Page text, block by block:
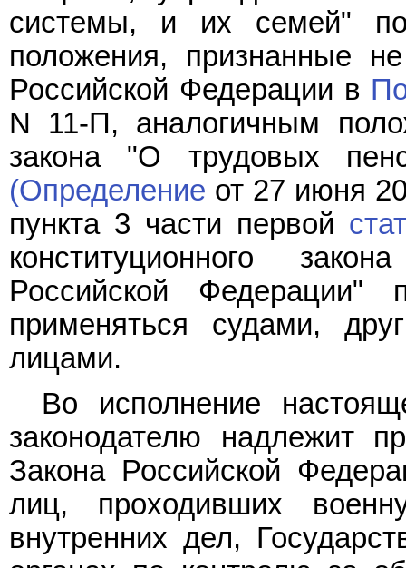
системы, и их семей"
положения, признанные
Российской Федерации в
N 11-П, аналогичным
закона "О трудовых
(Определение от 27 июня
пункта 3 части первой
конституционного
Российской
применяться судами,
лицами.
Во исполнение
законодателю надлежит
Закона Российской
лиц, проходивших
внутренних дел,